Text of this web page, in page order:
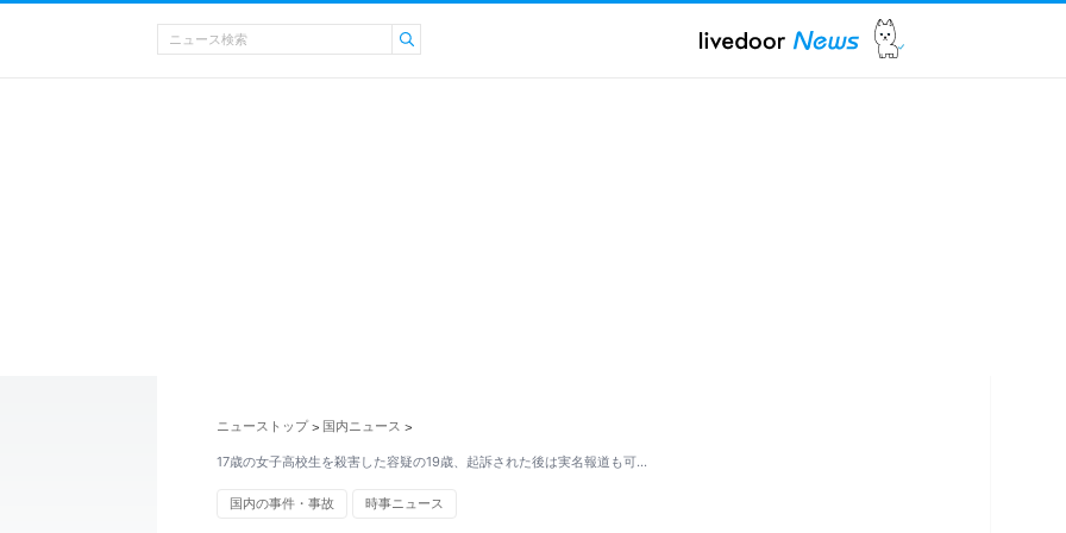
ニューストップ > 国内ニュース >
17歳の女子高校生を殺害した容疑の19歳、起訴された後は実名報道も可…
国内の事件・事故 時事ニュース